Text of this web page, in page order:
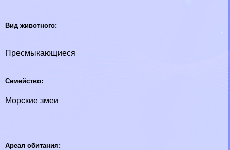
Вид животного:
Пресмыкающиеся
Семейство:
Морские змеи
Ареал обитания: